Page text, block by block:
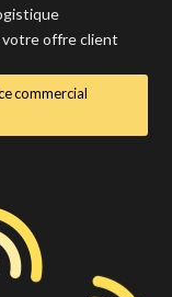
offre client
commercial